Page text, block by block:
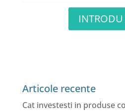
Articole recente
Cat investesti in produse